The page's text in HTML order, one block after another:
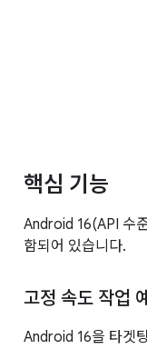
핵심 기능
Android 16(API 수
함되어 있습니다.
고정 속도 작업
Android 16을 타겟